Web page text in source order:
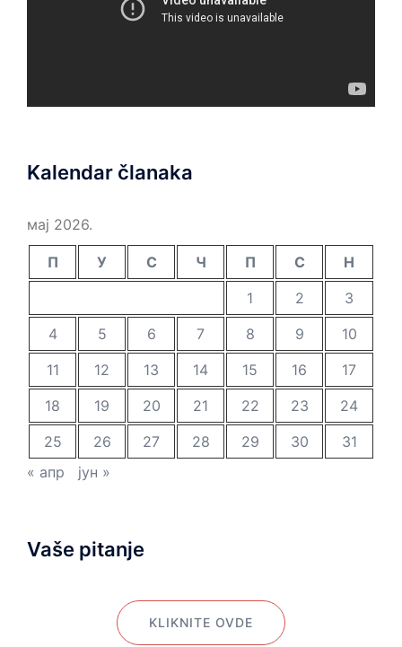
Kalendar članaka
мај 2026.
П У С Ч П С
Н
1
2
3
4
5 6 7 8 9
10
11
12 13 14 15 16
17
18
19 20 21 22 23
24
25
26 27 28 29 30
31
« апр
јун »
Vaše pitanje
KLIKNITE OVDE